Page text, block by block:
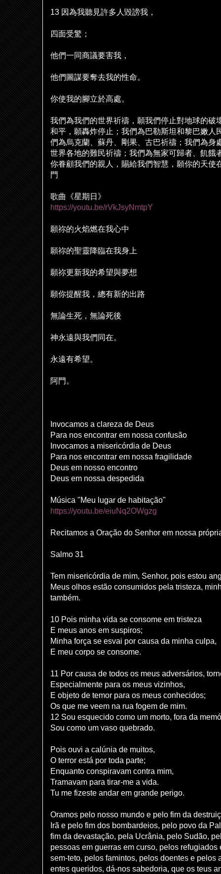
13 因為我聽見許多人毀謗我，
四面受驚；
他們一同商議要害我，
他們圖謀要奪去我的性命。
你使我的腳立於高處。
我們為我們的世界祈禱，願我們停止對地球的破
和平，願轟炸停止；我們為巴勒斯坦和黎巴嫩人
們為烏克蘭、蘇丹、剛果、古巴祈禱；我們為身
世界各地的難民祈禱；我們為無家可歸者、飢餓
你眷顧我們的親人，賜給我們智慧，願你的天使
門
歌曲《星期日》
https://youtu.be/rVkJsyNmtpY
願祢的火焰燃在我心中
願祢的聖靈降臨在我身上
願祢更新我的希望與夢想
願你提醒我，總有新的出路
無論生死，無論死後
神永遠與我們同在。
永遠有希望。
阿門。
Invocamos a clareza de Deus
Para nos encontrar em nossa confusão
Invocamos a misericórdia de Deus
Para nos encontrar em nossa fragilidade
Deus em nosso encontro
Deus em nossa despedida
Música "Meu lugar de habitação"
https://youtu.be/eiuNq2OWgzg
Recitamos a Oração do Senhor em nossa
Salmo 31
Tem misericórdia de mim, Senhor, pois estou
Meus olhos estão consumidos pela tristeza,
também.
10 Pois minha vida se consome em tristeza
E meus anos em suspiros;
Minha força se esvai por causa da minha culpa,
E meu corpo se consome.
11 Por causa de todos os meus adversários,
Especialmente para os meus vizinhos,
E objeto de temor para os meus conhecidos;
Os que me veem na rua fogem de mim.
12 Sou esquecido como um morto, fora da
Sou como um vaso quebrado.
Pois ouvi a calúnia de muitos,
O terror está por toda parte;
Enquanto conspiravam contra mim,
Tramavam para tirar-me a vida.
Tu me fizeste andar em grande perigo.
Oramos pelo nosso mundo e pelo fim da
Irã e pelo fim dos bombardeios, pelo povo da
fim da devastação, pela Ucrânia, pelo Sudão,
pessoas em guerras em curso, pelos refugiados
sem-teto, pelos famintos, pelos doentes e pelos
entes queridos, dá-nos sabedoria, que os teus